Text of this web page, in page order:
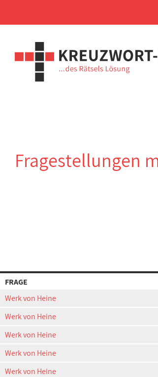
Fragestellungen
FRAGE
Werk von Heine
Werk von Heine
Werk von Heine
Werk von Heine
Werk von Heine